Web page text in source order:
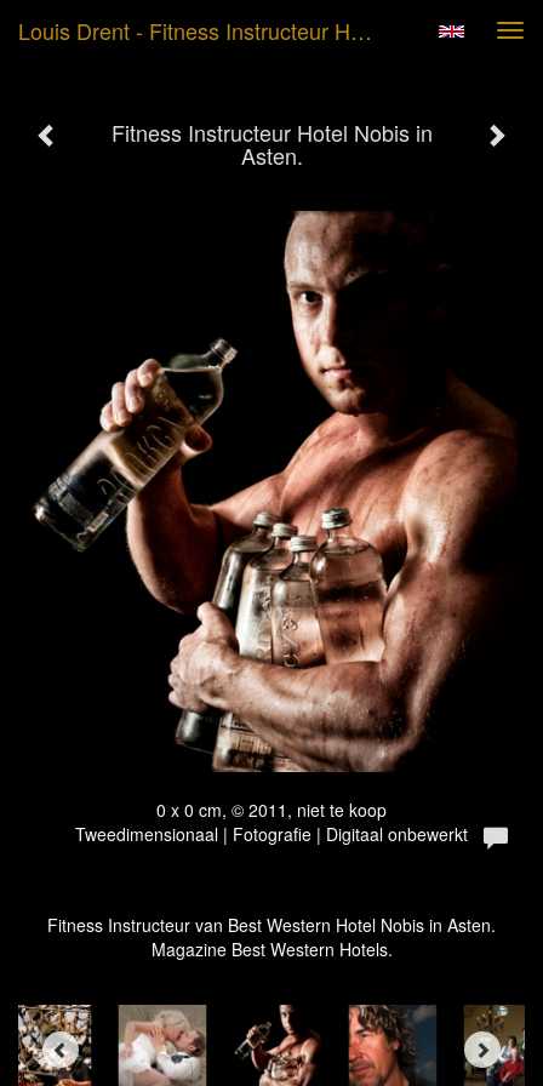
Louis Drent - Fitness Instructeur Hotel Nobis In Asten.
Fitness Instructeur Hotel Nobis in
Asten.
0 x 0 cm, © 2011, niet te koop
Tweedimensionaal | Fotografie | Digitaal onbewerkt
Fitness Instructeur van Best Western Hotel Nobis in Asten.
Magazine Best Western Hotels.